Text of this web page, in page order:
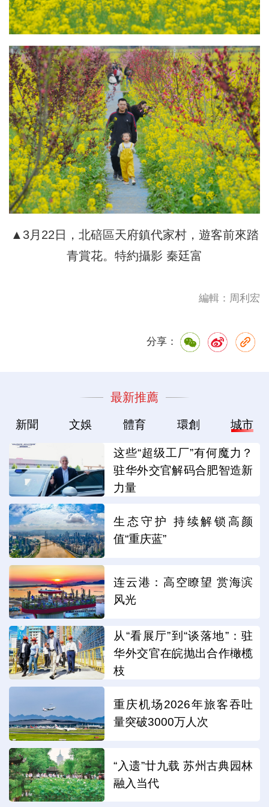
▲3月22日，北碚區天府鎮代家村，遊客前來踏
青賞花。特約攝影 秦廷富
編輯：周利宏
分享：
最新推薦
新聞 文娛 體育 環創 城市
这些“超级工厂”有何魔力？
驻华外交官解码合肥智造新
力量
生态守护 持续解锁高颜
值“重庆蓝”
连云港：高空瞭望 赏海滨
风光
从“看展厅”到“谈落地”：驻
华外交官在皖抛出合作橄榄
枝
重庆机场2026年旅客吞吐
量突破3000万人次
“入遗”廿九载 苏州古典园林
融入当代